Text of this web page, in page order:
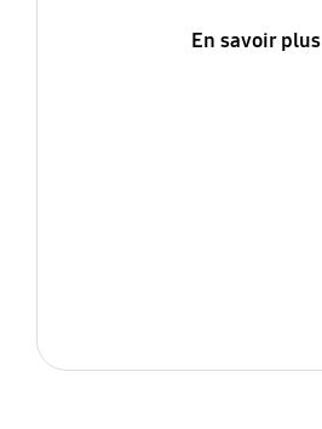
En savoir plus